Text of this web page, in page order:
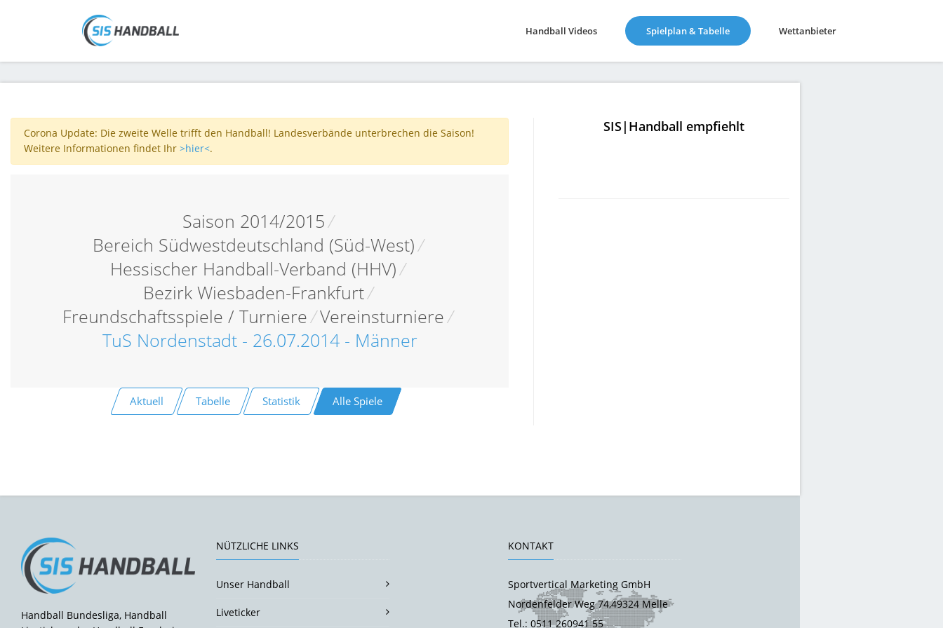
Handball Videos Spielplan & Tabelle(current) Wettanbieter
Corona Update: Die zweite Welle trifft den Handball! Landesverbände unterbrechen die Saison!
Weitere Informationen findet Ihr >hier<.
Saison 2014/2015/
Bereich Südwestdeutschland (Süd-West)/
Hessischer Handball-Verband (HHV)/
Bezirk Wiesbaden-Frankfurt/
Freundschaftsspiele / Turniere/Vereinsturniere/
TuS Nordenstadt - 26.07.2014 - Männer
Aktuell Tabelle Statistik Alle Spiele
SIS|Handball empfiehlt
Handball Bundesliga, Handball
NÜTZLICHE LINKS
Unser Handball
Liveticker
KONTAKT
Sportvertical Marketing GmbH
Nordenfelder Weg 74,49324 Melle
Tel.: 0511 260941 55